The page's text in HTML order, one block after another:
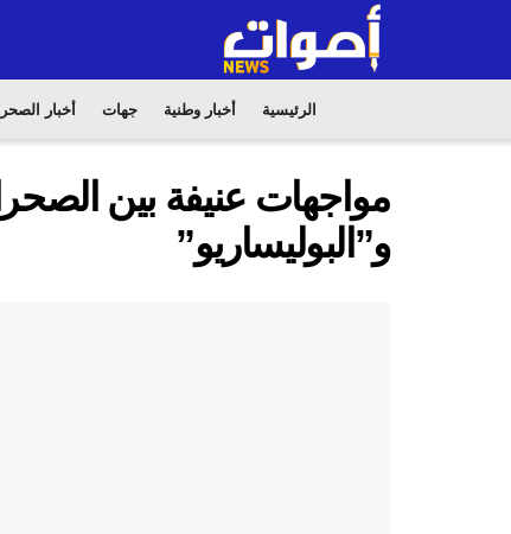
الرئيسية أخبار وطنية جهات أخبار
مواجهات عنيفة بين
و”البوليساريو”